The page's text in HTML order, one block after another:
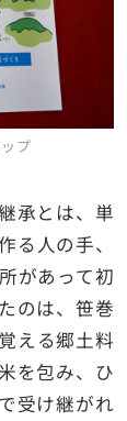
プ
承とは、単
る人の手、
があって初
のは、笹巻
える郷土料
を包み、ひ
受け継がれ